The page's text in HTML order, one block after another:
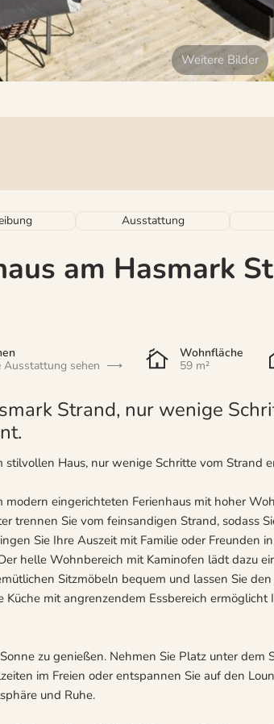
Ausstattung
am Hasmark
Ausstattung sehen
Wohnfläche
59 m²
Strand, nur wenige
stilvollen Haus, nur wenige Schritte vom Strand
modern eingerichteten Ferienhaus mit hoher
trennen Sie vom feinsandigen Strand, sodass
Sie Ihre Auszeit mit Familie oder Freunden
helle Wohnbereich mit Kaminofen lädt dazu
Sitzmöbeln bequem und lassen Sie
mit angrenzendem Essbereich ermöglicht
zu genießen. Nehmen Sie Platz unter dem
im Freien oder entspannen Sie auf den
und Ruhe.